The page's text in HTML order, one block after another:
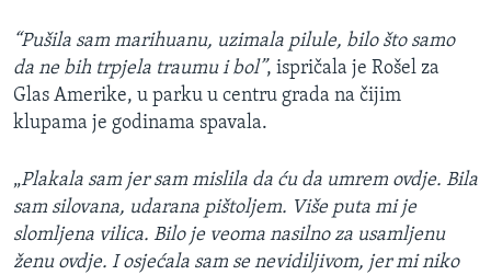
“Pušila sam marihuanu, uzimala pilule, bilo što samo
da ne bih trpjela traumu i bol”, ispričala je Rošel za
Glas Amerike, u parku u centru grada na čijim
klupama je godinama spavala.
„Plakala sam jer sam mislila da ću da umrem ovdje. Bila
sam silovana, udarana pištoljem. Više puta mi je
slomljena vilica. Bilo je veoma nasilno za usamljenu
ženu ovdje. I osjećala sam se nevidiljivom, jer mi niko